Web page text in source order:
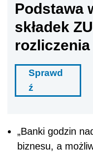
Podstawa
składek
rozliczenia
Sprawd
ź
„Banki godzin
biznesu, a